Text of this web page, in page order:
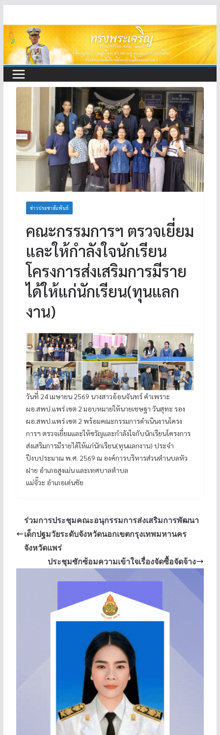
to
content
ข่าวประชาสัมพันธ์
คณะกรรมการฯ ตรวจเยี่ยม
และให้กำลังใจนักเรียน
โครงการส่งเสริมการมีราย
ได้ให้แก่นักเรียน(ทุนแลก
งาน)
วันที่ 24 เมษายน 2569 นางสาวอ้อนจันทร์ คำเพราะ
ผอ.สพป.แพร่ เขต 2 มอบหมายให้นายเชษฐา วันสุทะ รอง
ผอ.สพป.แพร่ เขต 2 พร้อมคณะกรรมการดำเนินงานโครง
การฯ ตรวจเยี่ยมและให้ขวัญและกำลังใจกับนักเรียนโครงการ
ส่งเสริมการมีรายได้ให้แก่นักเรียน(ทุนแลกงาน) ประจำ
ปีงบประมาณ พ.ศ. 2569 ณ องค์การบริหารส่วนตำนบลหัว
ฝาย อำเภอสูงเม่น และเทศบาลตำบล
แม่จั๊วะ อำเภอเด่นชัย
ร่วมการประชุมคณะอนุกรรมการส่งเสริมการพัฒนา
เด็กปฐมวัยระดับจังหวัดนอกเขตกรุงเทพมหานคร
จังหวัดแพร่
ประชุมซักซ้อมความเข้าใจเรื่องจัดซื้อจัดจ้าง